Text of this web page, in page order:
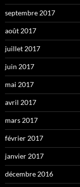
septembre 2017
août 2017
juillet 2017
juin 2017
mai 2017
avril 2017
mars 2017
février 2017
janvier 2017
décembre 2016